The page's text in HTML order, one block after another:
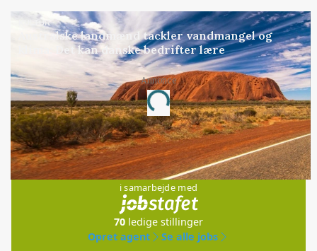
KULTUR
Australske landmænd tackler vandmangel og
klima: Det kan danske bedrifter lære
Annonce
Loading...
Jobs
i samarbejde med
70 ledige stillinger
Opret agent
Se alle jobs